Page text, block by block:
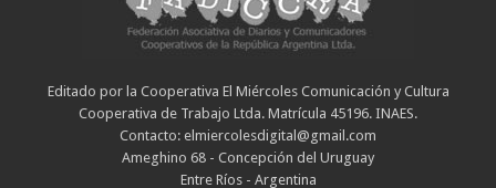
Editado por la Cooperativa El Miércoles Comunicación y Cultura
Cooperativa de Trabajo Ltda. Matrícula 45196. INAES.
Contacto: elmiercolesdigital@gmail.com
Ameghino 68 - Concepción del Uruguay
Entre Ríos - Argentina